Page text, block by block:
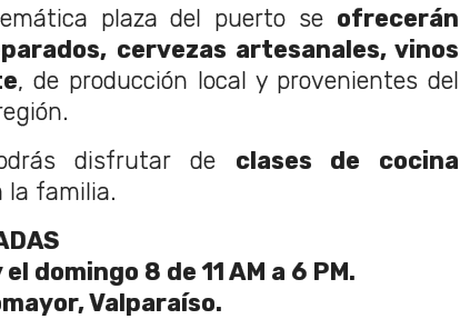
plaza del puerto se ofrecerán
cervezas artesanales, vinos
, de producción local y provenientes del
disfrutar de clases de cocina
la familia.
domingo 8 de 11 AM a 6 PM.
Valparaíso.